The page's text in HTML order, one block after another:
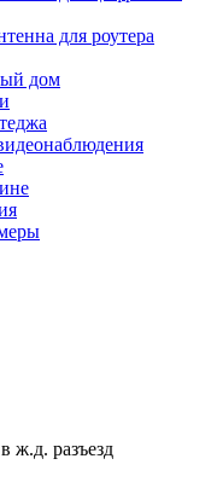
для роутера
дом
ж.д. разъезд